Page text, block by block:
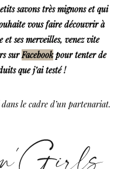
savons très mignons et qui
vous faire découvrir à
ses merveilles, venez vite
surFacebookpour tenter de
que j’ai testé !
le cadre d’un partenariat.